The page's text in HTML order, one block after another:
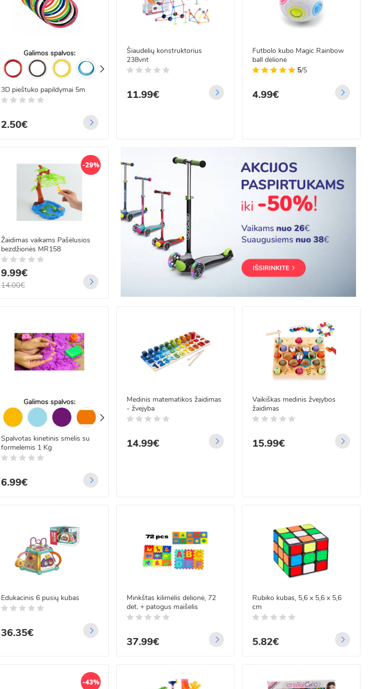
Galimos spalvos:
3D pieštuko papildymai 5m
2.50€
Šiaudelių konstruktorius
238vnt
11.99€
Futbolo kubo Magic Rainbow
ball dėlionė
5/5
4.99€
-29%
Žaidimas vaikams Pašėlusios
bezdžionės MR158
9.99€
14.00€
Galimos spalvos:
Spalvotas kinetinis smėlis su
formelėmis 1 Kg
6.99€
Medinis matematikos žaidimas
- žvejyba
14.99€
Vaikiškas medinis žvejybos
žaidimas
15.99€
Edukacinis 6 pusių kubas
36.35€
Minkštas kilimėlis delionė, 72
det. + patogus maišelis
37.99€
Rubiko kubas, 5,6 x 5,6 x 5,6
cm
5.82€
-43%